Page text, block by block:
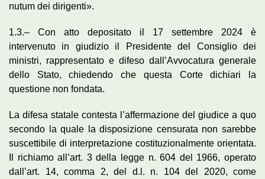
nutum dei dirigenti».
1.3.– Con atto depositato il 17 settembre 2024 è
intervenuto in giudizio il Presidente del Consiglio dei
ministri, rappresentato e difeso dall’Avvocatura generale
dello Stato, chiedendo che questa Corte dichiari la
questione non fondata.
La difesa statale contesta l’affermazione del giudice a quo
secondo la quale la disposizione censurata non sarebbe
suscettibile di interpretazione costituzionalmente orientata.
Il richiamo all’art. 3 della legge n. 604 del 1966, operato
dall’art. 14, comma 2, del d.l. n. 104 del 2020, come